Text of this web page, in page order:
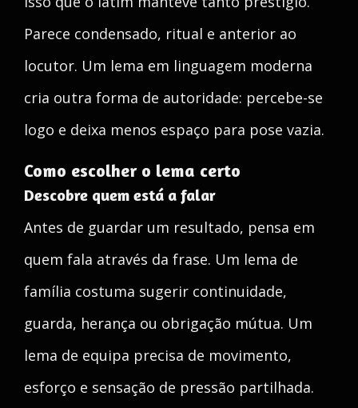
Parece condensado, ritual e anterior ao
locutor. Um lema em linguagem moderna
cria outra forma de autoridade: percebe-se
logo e deixa menos espaço para pose vazia.
Como escolher o lema certo
Descobre quem está a falar
Antes de guardar um resultado, pensa em
quem fala através da frase. Um lema de
família costuma sugerir continuidade,
guarda, herança ou obrigação mútua. Um
lema de equipa precisa de movimento,
esforço e sensação de pressão partilhada.